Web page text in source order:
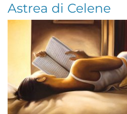
Astrea di Celene